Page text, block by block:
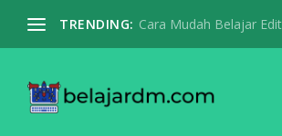
TRENDING: Cara Mudah Belajar